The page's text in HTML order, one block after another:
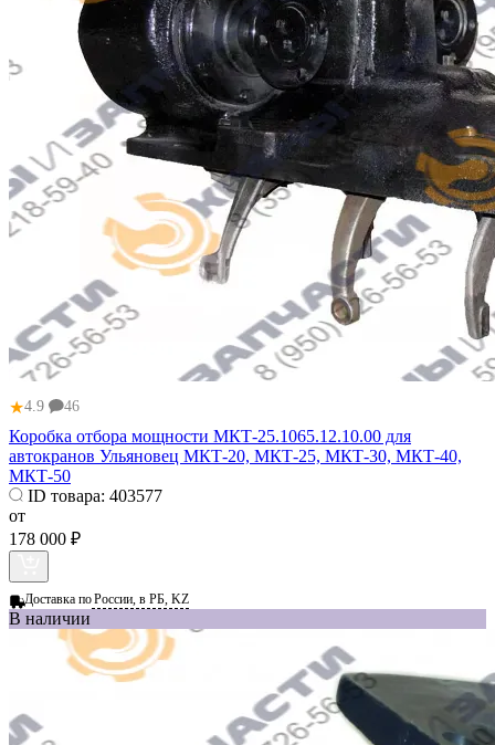
★4.9 46
Коробка отбора мощности МКТ-25.1065.12.10.00 для
автокранов Ульяновец МКТ-20, МКТ-25, МКТ-30, МКТ-40,
МКТ-50
ID товара: 403577
от
178 000 ₽
Доставка поРоссии, в РБ, KZ
В наличии